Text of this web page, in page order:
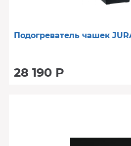
Подогреватель чашек
28 190 Р